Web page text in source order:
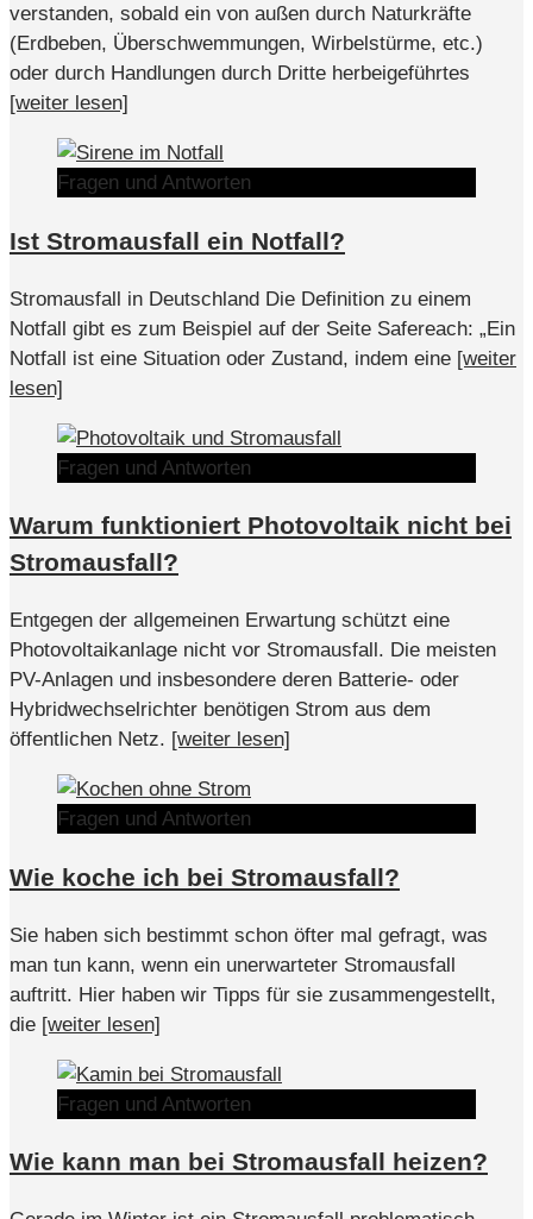
verstanden, sobald ein von außen durch Naturkräfte
(Erdbeben, Überschwemmungen, Wirbelstürme, etc.)
oder durch Handlungen durch Dritte herbeigeführtes
[weiter lesen]
Fragen und Antworten
Ist Stromausfall ein Notfall?
Stromausfall in Deutschland Die Definition zu einem
Notfall gibt es zum Beispiel auf der Seite Safereach: „Ein
Notfall ist eine Situation oder Zustand, indem eine [weiter
lesen]
Fragen und Antworten
Warum funktioniert Photovoltaik nicht bei
Stromausfall?
Entgegen der allgemeinen Erwartung schützt eine
Photovoltaikanlage nicht vor Stromausfall. Die meisten
PV-Anlagen und insbesondere deren Batterie- oder
Hybridwechselrichter benötigen Strom aus dem
öffentlichen Netz. [weiter lesen]
Fragen und Antworten
Wie koche ich bei Stromausfall?
Sie haben sich bestimmt schon öfter mal gefragt, was
man tun kann, wenn ein unerwarteter Stromausfall
auftritt. Hier haben wir Tipps für sie zusammengestellt,
die [weiter lesen]
Fragen und Antworten
Wie kann man bei Stromausfall heizen?